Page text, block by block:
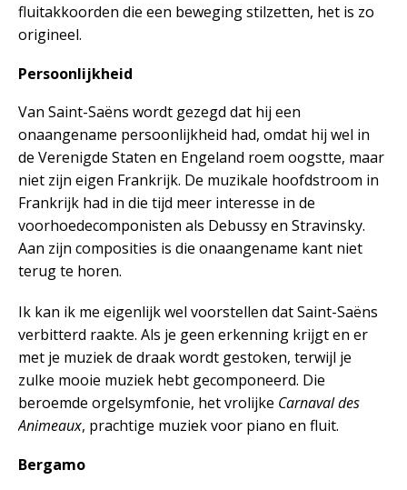
fluitakkoorden die een beweging stilzetten, het is zo
origineel.
Persoonlijkheid
Van Saint-Saëns wordt gezegd dat hij een
onaangename persoonlijkheid had, omdat hij wel in
de Verenigde Staten en Engeland roem oogstte, maar
niet zijn eigen Frankrijk. De muzikale hoofdstroom in
Frankrijk had in die tijd meer interesse in de
voorhoedecomponisten als Debussy en Stravinsky.
Aan zijn composities is die onaangename kant niet
terug te horen.
Ik kan ik me eigenlijk wel voorstellen dat Saint-Saëns
verbitterd raakte. Als je geen erkenning krijgt en er
met je muziek de draak wordt gestoken, terwijl je
zulke mooie muziek hebt gecomponeerd. Die
beroemde orgelsymfonie, het vrolijke Carnaval des
Animeaux, prachtige muziek voor piano en fluit.
Bergamo